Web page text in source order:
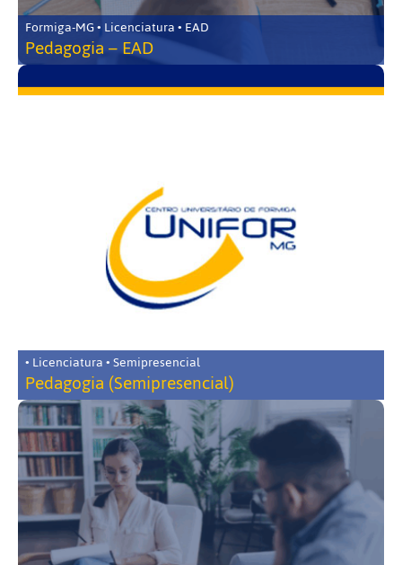
Formiga-MG • Licenciatura • EAD
Pedagogia – EAD
• Licenciatura • Semipresencial
Pedagogia (Semipresencial)